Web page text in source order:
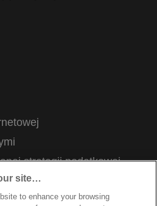
strategii podatkowej
site…
to enhance your browsing